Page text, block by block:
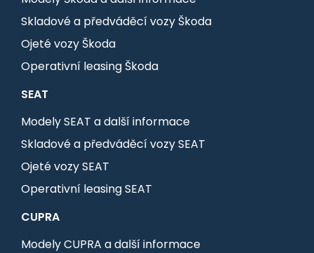
Skladové a předváděcí vozy Škoda
Ojeté vozy Škoda
Operativní leasing Škoda
SEAT
Modely SEAT a další informace
Skladové a předváděcí vozy SEAT
Ojeté vozy SEAT
Operativní leasing SEAT
CUPRA
Modely CUPRA a další informace